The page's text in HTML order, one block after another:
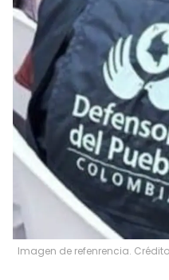
Imagen de refenrencia.